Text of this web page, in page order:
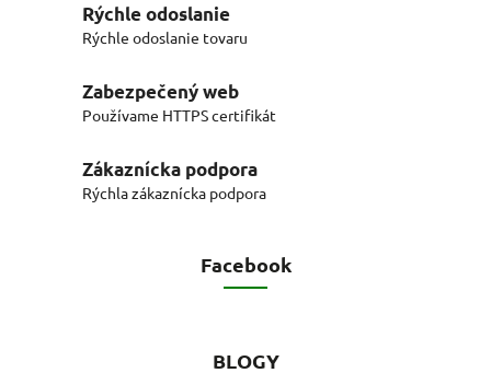
Rýchle odoslanie
Rýchle odoslanie tovaru
Zabezpečený web
Používame HTTPS certifikát
Zákaznícka podpora
Rýchla zákaznícka podpora
Facebook
BLOGY